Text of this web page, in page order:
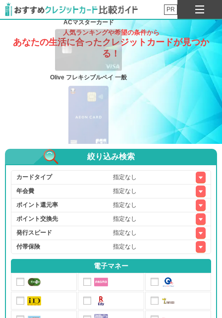
PR
人気ランキングや希望の条件から
あなたの生活に合ったクレジットカードが見つか
る！
ACマスターカード
Olive フレキシブルペイ 一般
イオンカード（WAON一体型）
アメリカン・エキスプレス®・ゴールド・プリファード・カード
絞り込み検索
カードタイプ
年会費
ポイント還元率
ポイント交換先
発行スピード
付帯保険
電子マネー